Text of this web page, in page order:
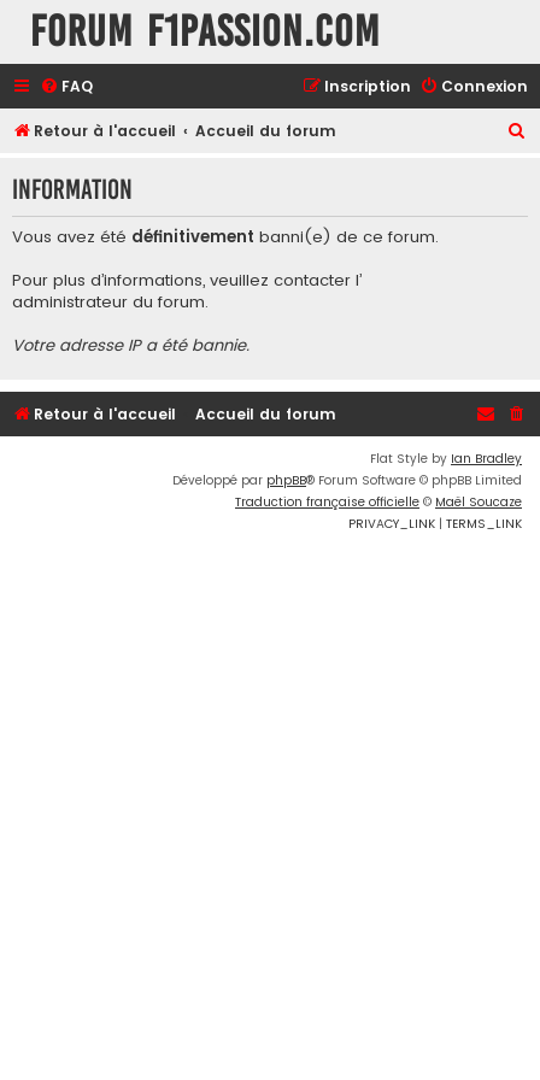
Forum F1Passion.com
FAQ Connexion
Inscription
Retour à l'accueil Accueil du forum
h
Information
Vous avez été définitivement banni(e) de ce forum.
Pour plus d’informations, veuillez contacter l’
administrateur du forum.
Votre adresse IP a été bannie.
Retour à l'accueil Accueil du forum
Flat Style by Ian Bradley
Développé par phpBB® Forum Software © phpBB Limited
Traduction française officielle © Maël Soucaze
PRIVACY_LINK | TERMS_LINK